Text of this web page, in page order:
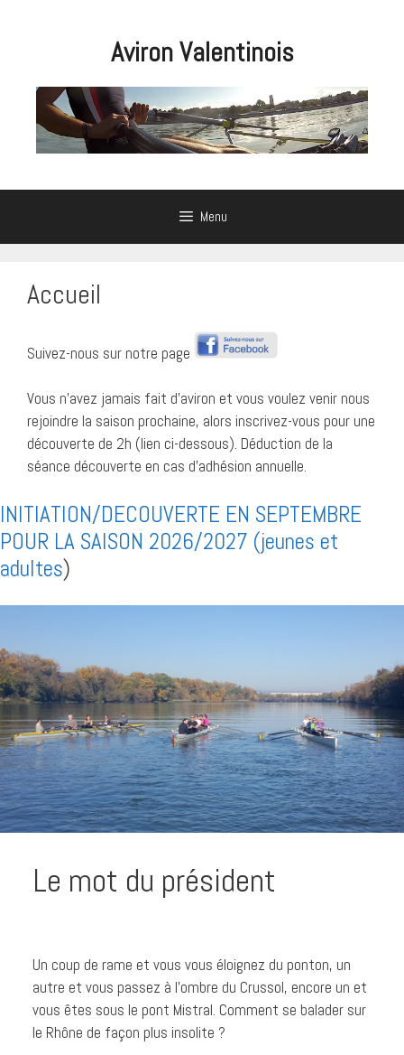
Aviron Valentinois
Menu
Accueil
Suivez-nous sur notre page
Vous n’avez jamais fait d’aviron et vous voulez venir nous
rejoindre la saison prochaine, alors inscrivez-vous pour une
découverte de 2h (lien ci-dessous). Déduction de la
séance découverte en cas d’adhésion annuelle.
INITIATION/DECOUVERTE EN SEPTEMBRE
POUR LA SAISON 2026/2027 (jeunes et
adultes)
Le mot du président
Un coup de rame et vous vous éloignez du ponton, un
autre et vous passez à l’ombre du Crussol, encore un et
vous êtes sous le pont Mistral. Comment se balader sur
le Rhône de façon plus insolite ?